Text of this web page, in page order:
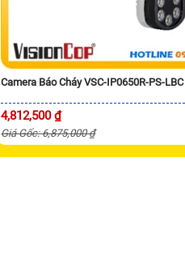
Camera Báo Cháy VSC-IP0650R-PS-LBC
4,812,500 ₫
Giá Gốc: 6,875,000 ₫